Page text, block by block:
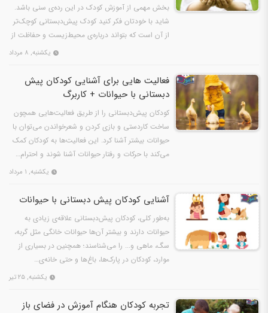
بخش مهمی از آموزش کودک در این رده‌ی سنی باشد.
شاید با خودتان فکر کنید کودک پیش‌دبستانی کوچک‌تر
از آن است که بتواند درباره‌ی محیط‌زیست و حفاظت از
یکشنبه, ۸ مرداد
فعالیت‌ هایی برای آشنایی کودکان پیش
دبستانی با حیوانات + کاربرگ
کودکان پیش‌دبستانی را از طریق فعالیت‌هایی همچون
ساخت کاردستی و بازی کردن و شعرخواندن می‌توان با
حیوانات بیشتر آشنا کرد. این فعالیت‌ها به کودکان کمک
می‌کند با حرکات و رفتار حیوانات آشنا شوند و احترام…
یکشنبه, ۱ مرداد
آشنایی کودکان پیش دبستانی با حیوانات
به‌طور کلی، کودکان پیش‌دبستانی علاقه‌ی زیادی به
حیوانات دارند و بیشتر آن‌ها حیوانات خانگی مثل گربه،
سگ، ماهی و... را می‌شناسند؛ همچنین در بسیاری از
موارد، کودکان در پارک‌ها، باغ‌ها و حتی خانه‌ی‌…
یکشنبه, ۲۵ تیر
تجربه کودکان هنگام آموزش در فضای باز